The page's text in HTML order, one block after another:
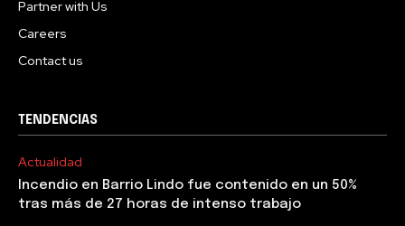
Partner with Us
Careers
Contact us
TENDENCIAS
Actualidad
Incendio en Barrio Lindo fue contenido en un 50%
tras más de 27 horas de intenso trabajo